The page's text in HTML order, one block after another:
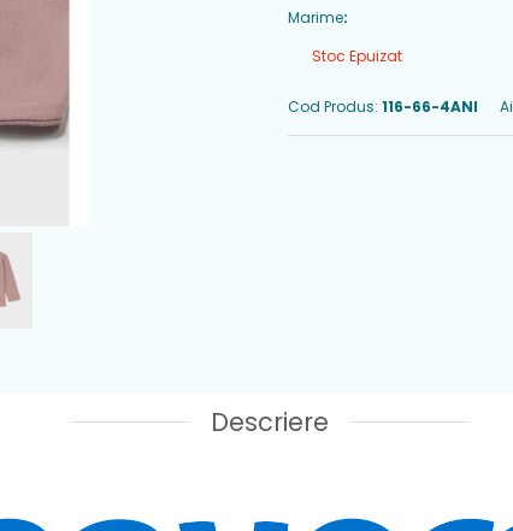
Marime:
Stoc Epuizat
Cod Produs: 116-66-4ANI
Descriere